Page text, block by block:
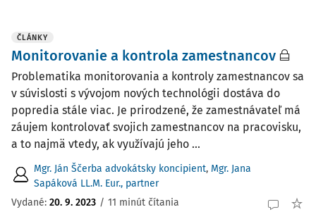
ČLÁNKY
Monitorovanie a kontrola zamestnancov
Problematika monitorovania a kontroly zamestnancov sa
v súvislosti s vývojom nových technológii dostáva do
popredia stále viac. Je prirodzené, že zamestnávateľ má
záujem kontrolovať svojich zamestnancov na pracovisku,
a to najmä vtedy, ak využívajú jeho ...
Mgr. Ján Ščerba advokátsky koncipient, Mgr. Jana
Sapáková LL.M. Eur., partner
Vydané: 20. 9. 2023 / 11 minút čítania